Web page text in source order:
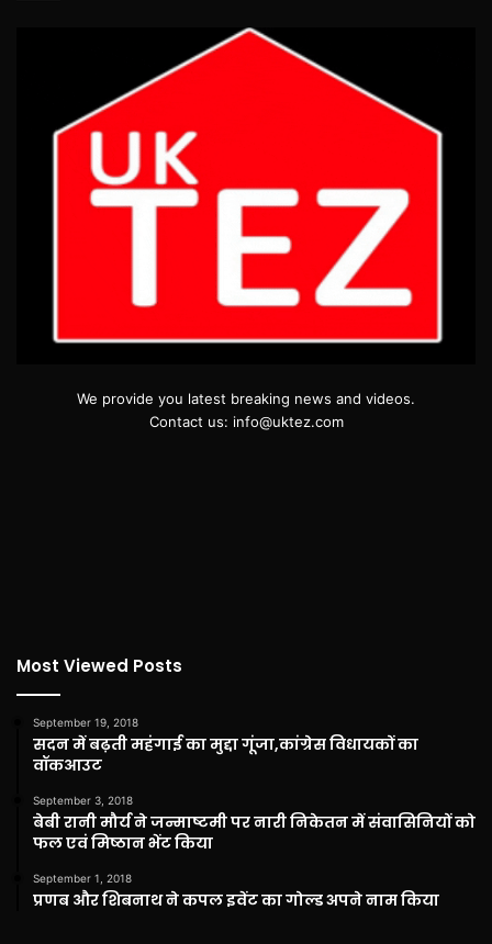
We provide you latest breaking news and videos.
Contact us: info@uktez.com
Most Viewed Posts
September 19, 2018
सदन में बढ़ती महंगाई का मुद्दा गूंजा,कांग्रेस विधायकों का
वॉकआउट
September 3, 2018
बेबी रानी मौर्य ने जन्माष्टमी पर नारी निकेतन में संवासिनियों को
फल एवं मिष्ठान भेंट किया
September 1, 2018
प्रणब और शिबनाथ ने कपल इवेंट का गोल्ड अपने नाम किया